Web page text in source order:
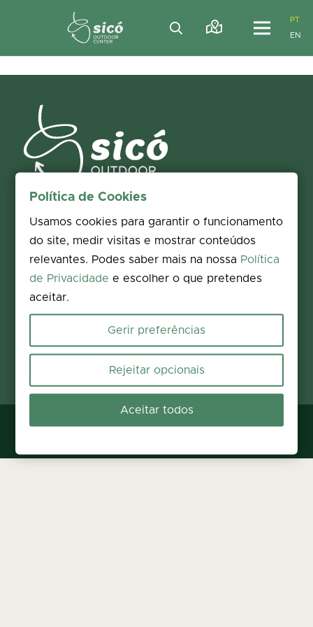
PT
EN
EM FAMÍLIA PEREGRINAÇÃO
OBSERVAÇÃO DA NATUREZA TURISMO CULTURAL
Política de Cookies
Usamos cookies para garantir o funcionamento
do site, medir visitas e mostrar conteúdos
relevantes. Podes saber mais na nossa Política
de Privacidade e escolher o que pretendes
aceitar.
Gerir preferências
Rejeitar opcionais
Aceitar todos